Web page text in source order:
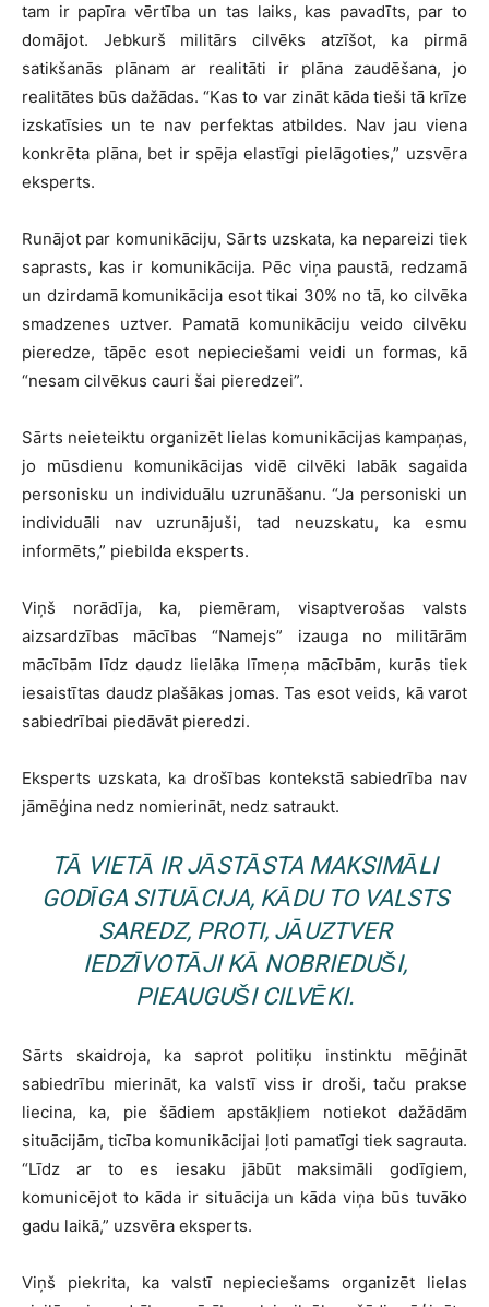
tam ir papīra vērtība un tas laiks, kas pavadīts, par to
domājot. Jebkurš militārs cilvēks atzīšot, ka pirmā
satikšanās plānam ar realitāti ir plāna zaudēšana, jo
realitātes būs dažādas. “Kas to var zināt kāda tieši tā krīze
izskatīsies un te nav perfektas atbildes. Nav jau viena
konkrēta plāna, bet ir spēja elastīgi pielāgoties,” uzsvēra
eksperts.
Runājot par komunikāciju, Sārts uzskata, ka nepareizi tiek
saprasts, kas ir komunikācija. Pēc viņa paustā, redzamā
un dzirdamā komunikācija esot tikai 30% no tā, ko cilvēka
smadzenes uztver. Pamatā komunikāciju veido cilvēku
pieredze, tāpēc esot nepieciešami veidi un formas, kā
“nesam cilvēkus cauri šai pieredzei”.
Sārts neieteiktu organizēt lielas komunikācijas kampaņas,
jo mūsdienu komunikācijas vidē cilvēki labāk sagaida
personisku un individuālu uzrunāšanu. “Ja personiski un
individuāli nav uzrunājuši, tad neuzskatu, ka esmu
informēts,” piebilda eksperts.
Viņš norādīja, ka, piemēram, visaptverošas valsts
aizsardzības mācības “Namejs” izauga no militārām
mācībām līdz daudz lielāka līmeņa mācībām, kurās tiek
iesaistītas daudz plašākas jomas. Tas esot veids, kā varot
sabiedrībai piedāvāt pieredzi.
Eksperts uzskata, ka drošības kontekstā sabiedrība nav
jāmēģina nedz nomierināt, nedz satraukt.
TĀ VIETĀ IR JĀSTĀSTA MAKSIMĀLI
GODĪGA SITUĀCIJA, KĀDU TO VALSTS
SAREDZ, PROTI, JĀUZTVER
IEDZĪVOTĀJI KĀ NOBRIEDUŠI,
PIEAUGUŠI CILVĒKI.
Sārts skaidroja, ka saprot politiķu instinktu mēģināt
sabiedrību mierināt, ka valstī viss ir droši, taču prakse
liecina, ka, pie šādiem apstākļiem notiekot dažādām
situācijām, ticība komunikācijai ļoti pamatīgi tiek sagrauta.
“Līdz ar to es iesaku jābūt maksimāli godīgiem,
komunicējot to kāda ir situācija un kāda viņa būs tuvāko
gadu laikā,” uzsvēra eksperts.
Viņš piekrita, ka valstī nepieciešams organizēt lielas